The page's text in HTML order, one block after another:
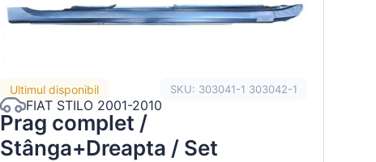
Ultimul disponibil SKU: 303041-1 303042-1
FIAT STILO 2001-2010
Prag complet /
Stânga+Dreapta / Set